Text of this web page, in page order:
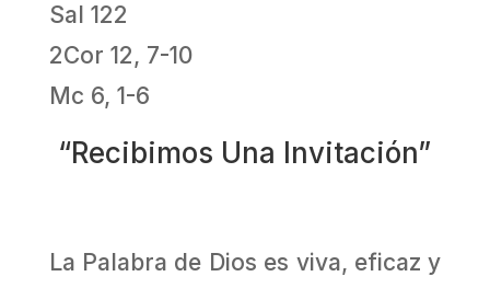
Sal 122
2Cor 12, 7-10
Mc 6, 1-6
“Recibimos Una Invitación”
La Palabra de Dios es viva, eficaz y